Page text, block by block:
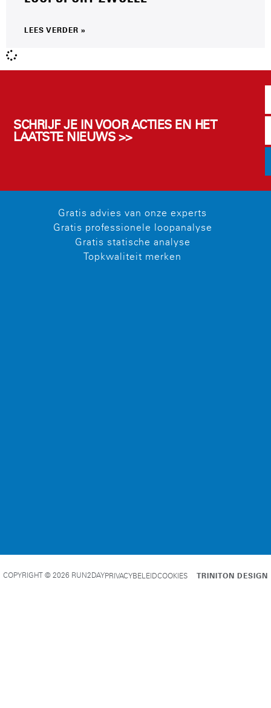
LEES VERDER »
SCHRIJF JE IN VOOR ACTIES EN HET
LAATSTE NIEUWS >>
Gratis advies van onze experts
Gratis professionele loopanalyse
Gratis statische analyse
Topkwaliteit merken
COPYRIGHT © 2026 RUN2DAYPRIVACYBELEIDCOOKIES TRINITON DESIGN